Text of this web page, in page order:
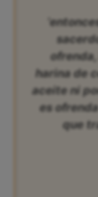
harina de
aceite ni
es
que